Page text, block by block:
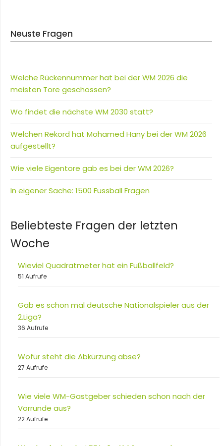
Neuste Fragen
Welche Rückennummer hat bei der WM 2026 die
meisten Tore geschossen?
Wo findet die nächste WM 2030 statt?
Welchen Rekord hat Mohamed Hany bei der WM 2026
aufgestellt?
Wie viele Eigentore gab es bei der WM 2026?
In eigener Sache: 1500 Fussball Fragen
Beliebteste Fragen der letzten
Woche
Wieviel Quadratmeter hat ein Fußballfeld?
51 Aufrufe
Gab es schon mal deutsche Nationalspieler aus der
2.Liga?
36 Aufrufe
Wofür steht die Abkürzung abse?
27 Aufrufe
Wie viele WM-Gastgeber schieden schon nach der
Vorrunde aus?
22 Aufrufe